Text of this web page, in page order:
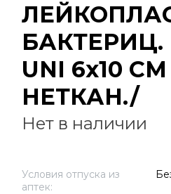
БАКТЕРИЦ.
UNI 6х10
НЕТКАН./
Нет в наличии
Условия отпуска из
аптек: